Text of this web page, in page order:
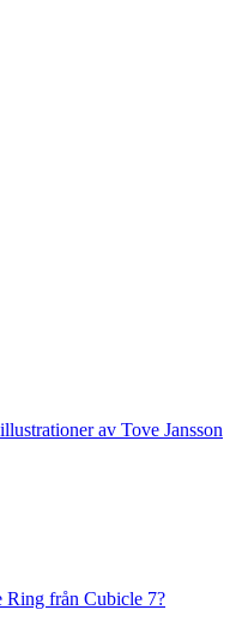
av Tove Jansson
Ring från Cubicle 7?